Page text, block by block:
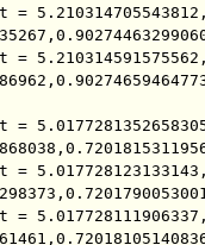
=
=
=
=
=